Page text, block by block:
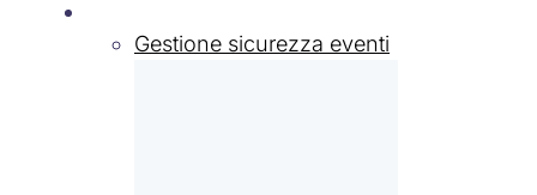
Gestione sicurezza eventi